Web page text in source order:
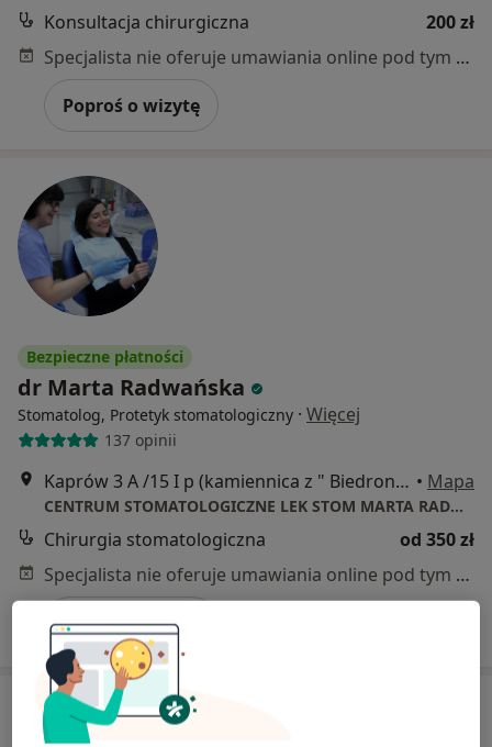
Konsultacja chirurgiczna
200 zł
Specjalista nie oferuje umawiania online pod tym adresem.
Poproś o wizytę
Bezpieczne płatności
dr Marta Radwańska
Stomatolog, Protetyk stomatologiczny · Więcej
137 opinii
Kaprów 3 A /15 I p (kamiennica z " Biedronką"), Gdańsk • Mapa
CENTRUM STOMATOLOGICZNE LEK STOM MARTA RADWAŃSKA
Chirurgia stomatologiczna
od 350 zł
Specjalista nie oferuje umawiania online pod tym adresem.
Poproś o wizytę